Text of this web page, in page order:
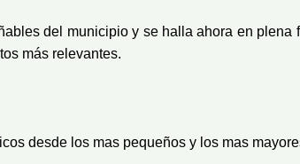
del municipio y se halla ahora en plena
más relevantes.
desde los mas pequeños y los mas